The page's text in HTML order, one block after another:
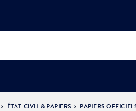
ÉTAT-CIVIL & PAPIERS PAPIERS